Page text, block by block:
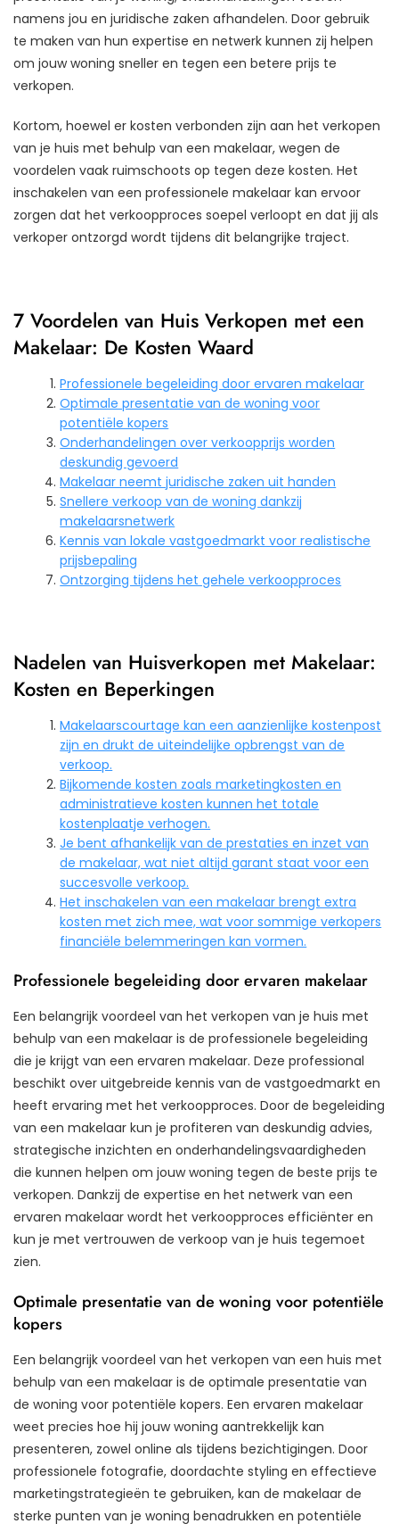
namens jou en juridische zaken afhandelen. Door gebruik
te maken van hun expertise en netwerk kunnen zij helpen
om jouw woning sneller en tegen een betere prijs te
verkopen.
Kortom, hoewel er kosten verbonden zijn aan het verkopen
van je huis met behulp van een makelaar, wegen de
voordelen vaak ruimschoots op tegen deze kosten. Het
inschakelen van een professionele makelaar kan ervoor
zorgen dat het verkoopproces soepel verloopt en dat jij als
verkoper ontzorgd wordt tijdens dit belangrijke traject.
7 Voordelen van Huis Verkopen met een
Makelaar: De Kosten Waard
Professionele begeleiding door ervaren makelaar
Optimale presentatie van de woning voor
potentiële kopers
Onderhandelingen over verkoopprijs worden
deskundig gevoerd
Makelaar neemt juridische zaken uit handen
Snellere verkoop van de woning dankzij
makelaarsnetwerk
Kennis van lokale vastgoedmarkt voor realistische
prijsbepaling
Ontzorging tijdens het gehele verkoopproces
Nadelen van Huisverkopen met Makelaar:
Kosten en Beperkingen
Makelaarscourtage kan een aanzienlijke kostenpost
zijn en drukt de uiteindelijke opbrengst van de
verkoop.
Bijkomende kosten zoals marketingkosten en
administratieve kosten kunnen het totale
kostenplaatje verhogen.
Je bent afhankelijk van de prestaties en inzet van
de makelaar, wat niet altijd garant staat voor een
succesvolle verkoop.
Het inschakelen van een makelaar brengt extra
kosten met zich mee, wat voor sommige verkopers
financiële belemmeringen kan vormen.
Professionele begeleiding door ervaren makelaar
Een belangrijk voordeel van het verkopen van je huis met
behulp van een makelaar is de professionele begeleiding
die je krijgt van een ervaren makelaar. Deze professional
beschikt over uitgebreide kennis van de vastgoedmarkt en
heeft ervaring met het verkoopproces. Door de begeleiding
van een makelaar kun je profiteren van deskundig advies,
strategische inzichten en onderhandelingsvaardigheden
die kunnen helpen om jouw woning tegen de beste prijs te
verkopen. Dankzij de expertise en het netwerk van een
ervaren makelaar wordt het verkoopproces efficiënter en
kun je met vertrouwen de verkoop van je huis tegemoet
zien.
Optimale presentatie van de woning voor potentiële
kopers
Een belangrijk voordeel van het verkopen van een huis met
behulp van een makelaar is de optimale presentatie van
de woning voor potentiële kopers. Een ervaren makelaar
weet precies hoe hij jouw woning aantrekkelijk kan
presenteren, zowel online als tijdens bezichtigingen. Door
professionele fotografie, doordachte styling en effectieve
marketingstrategieën te gebruiken, kan de makelaar de
sterke punten van je woning benadrukken en potentiële